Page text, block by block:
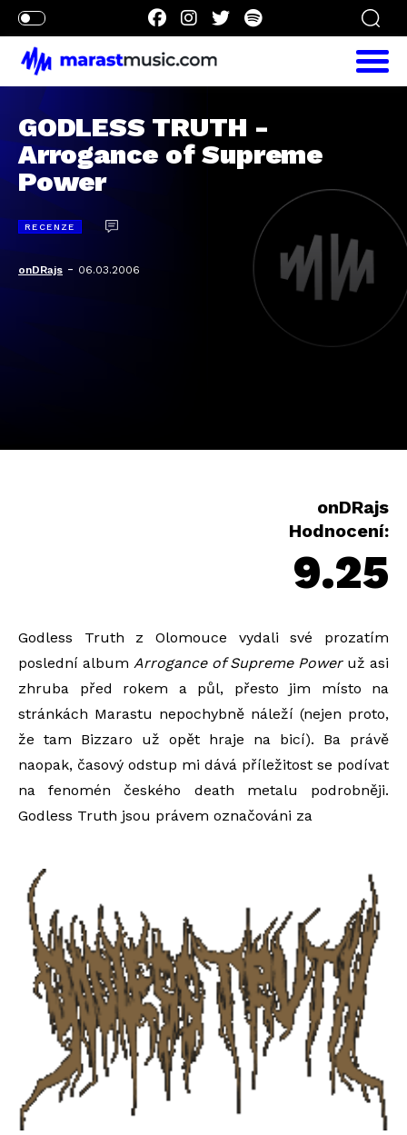
GODLESS TRUTH -
Arrogance of Supreme
Power
RECENZE
onDRajs - 06.03.2006
onDRajs
Hodnocení:
9.25
Godless Truth z Olomouce vydali své prozatím
poslední album Arrogance of Supreme Poweruž asi
zhruba před rokem a půl, přesto jim místo na
stránkách Marastu nepochybně náleží (nejen proto,
že tam Bizzaro už opět hraje na bicí). Ba právě
naopak, časový odstup mi dává příležitost se podívat
na fenomén českého death metalu podrobněji.
Godless Truth jsou právem označováni za